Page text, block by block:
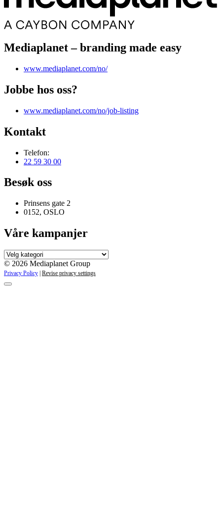
Mediaplanet – branding made easy
www.mediaplanet.com/no/
Jobbe hos oss?
www.mediaplanet.com/no/job-listing
Kontakt
Telefon:
22 59 30 00
Besøk oss
Prinsens gate 2
0152, OSLO
Våre kampanjer
Våre
kampanjer
© 2026 Mediaplanet Group
Privacy Policy Revise privacy settings